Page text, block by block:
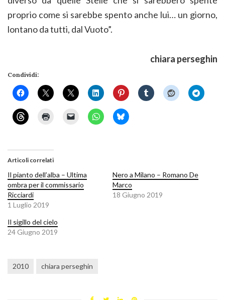
proprio come si sarebbe spento anche lui… un giorno,
lontano da tutti, dal Vuoto”.
chiara perseghin
Condividi:
Articoli correlati
Il pianto dell’alba – Ultima
ombra per il commissario
Ricciardi
1 Luglio 2019
Nero a Milano – Romano De
Marco
18 Giugno 2019
Il sigillo del cielo
24 Giugno 2019
2010 chiara perseghin